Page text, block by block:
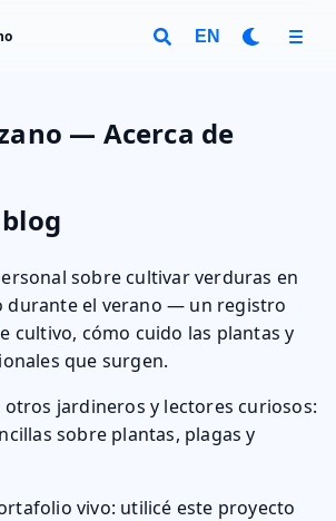
EN
— Acerca de
sobre cultivar verduras en
durante el verano — un registro
cultivo, cómo cuido las plantas y
que surgen.
otros jardineros y lectores curiosos:
sobre plantas, plagas y
vivo: utilicé este proyecto